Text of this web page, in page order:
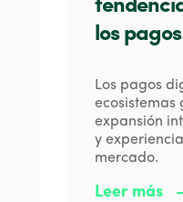
los
Los pagos
ecosistemas
expansión
y
mercado.
Leer más